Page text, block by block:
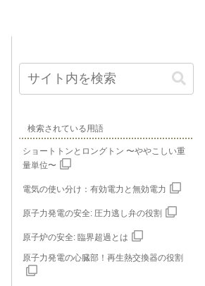
検索されている用語
ショートトンとロングトン 〜ややこしい重
量単位〜
電気の使い分け：有効電力と無効電力
原子力発電の安全: 圧力逃し弁の役割
原子炉の安全: 臨界超過とは
原子力発電の心臓部！再生熱交換器の役割